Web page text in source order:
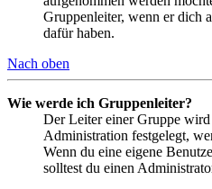
Gruppenleiter, wenn er dich
dafür haben.
Nach oben
Wie werde ich Gruppenleiter?
Der Leiter einer Gruppe
Administration festgelegt,
Wenn du eine eigene
solltest du einen